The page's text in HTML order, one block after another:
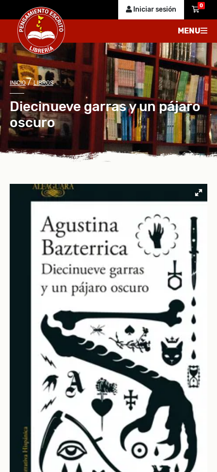
Iniciar sesión 0
MENU
INICIO/LIBROS
Diecinueve garras y un pájaro
oscuro